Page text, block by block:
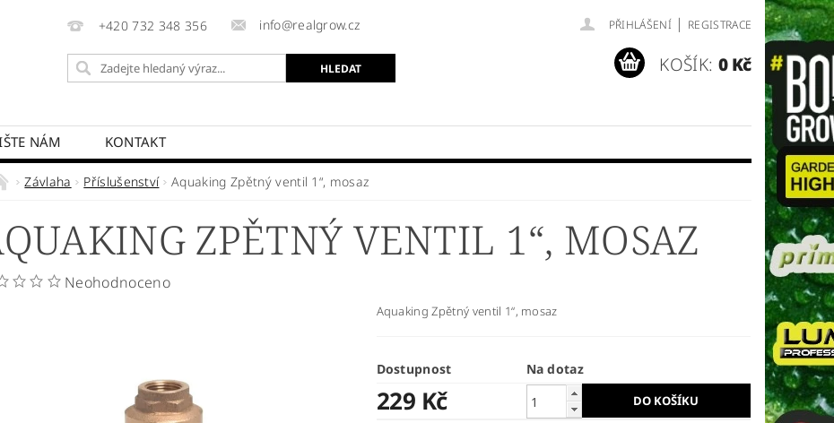
+420 732 348 356 info@realgrow.cz PŘIHLÁŠENÍ | REGISTRACE
KOŠÍK: 0 Kč
NÁM KONTAKT
Závlaha Příslušenství Aquaking Zpětný ventil 1“, mosaz
ZPĚTNÝ VENTIL 1“, MOSAZ
Neohodnoceno
Aquaking Zpětný ventil 1“, mosaz
Dostupnost Na dotaz
229 Kč